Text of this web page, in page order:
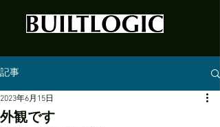
記事
外観です
2023年6月15日